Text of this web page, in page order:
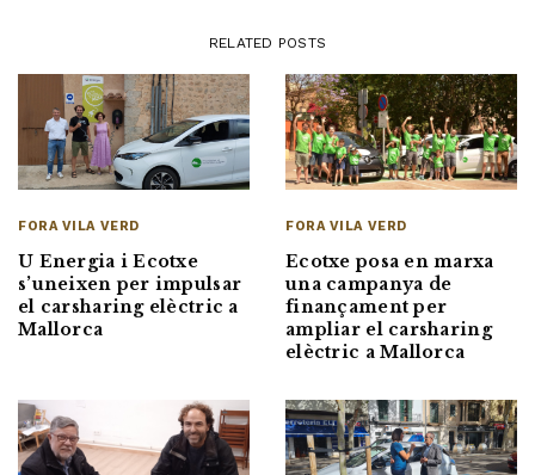
RELATED POSTS
FORA VILA VERD
U Energia i Ecotxe
s’uneixen per impulsar
el carsharing elèctric a
Mallorca
FORA VILA VERD
Ecotxe posa en marxa
una campanya de
finançament per
ampliar el carsharing
elèctric a Mallorca